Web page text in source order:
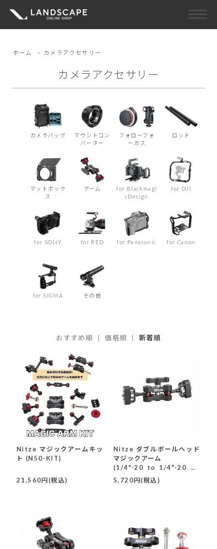
ホーム > カメラアクセサリー
カメラアクセサリー
カメラバッグ
マウントコン
バーター
フォローフォ
ーカス
ロッド
マットボック
ス
アーム
for Blackmagi
cDesign
for DJI
for SONY for RED for Panasonic for Canon
for SIGMA その他
おすすめ順 |価格順 | 新着順
Nitze マジックアームキッ
ト (N50-KIT)
21,560円(税込)
Nitze ダブルボールヘッド
マジックアーム
(1/4"-20 to 1/4"-20 AR
RIピン付き)(N50C)
5,720円(税込)